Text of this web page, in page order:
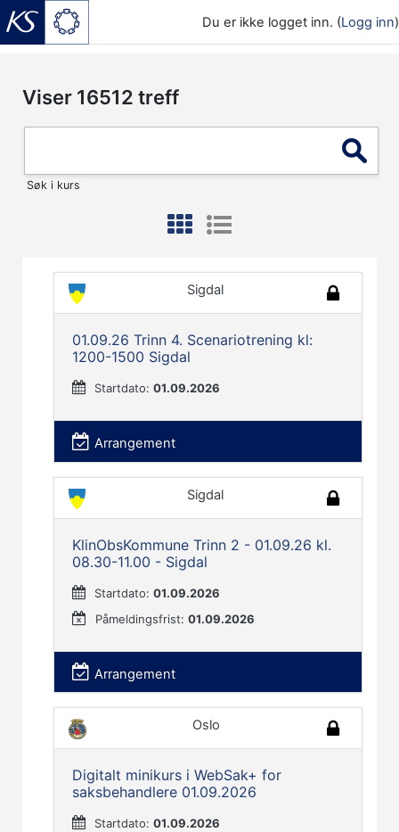
Du er ikke logget inn. (Logg inn)
Viser 16512 treff
Søk i kurs
Sigdal
01.09.26 Trinn 4. Scenariotrening kl:
1200-1500 Sigdal
Startdato:01.09.2026
Arrangement
Sigdal
KlinObsKommune Trinn 2 - 01.09.26 kl.
08.30-11.00 - Sigdal
Startdato:01.09.2026
Påmeldingsfrist:01.09.2026
Arrangement
Oslo
Digitalt minikurs i WebSak+ for
saksbehandlere 01.09.2026
Startdato:01.09.2026